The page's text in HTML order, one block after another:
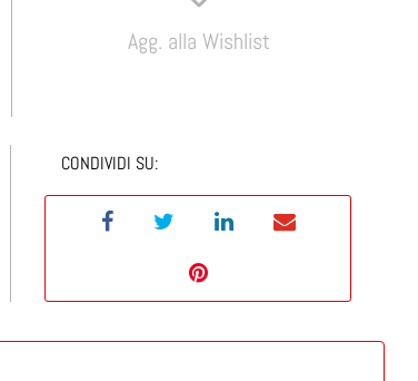
Agg. alla Wishlist
CONDIVIDI SU: